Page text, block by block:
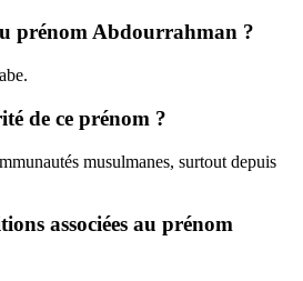
prénom Abdourrahman ?
de ce prénom ?
musulmanes, surtout depuis
associées au prénom